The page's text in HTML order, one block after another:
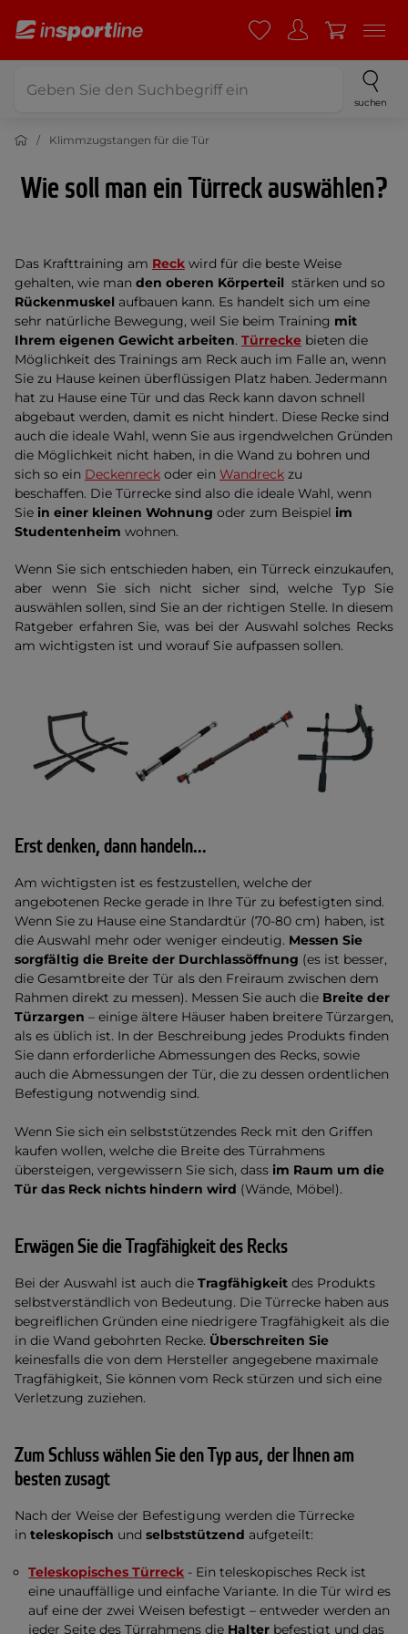
suchen
Klimmzugstangen für die Tür
Wie soll man ein Türreck auswählen?
Das Krafttraining am Reck wird für die beste Weise
gehalten, wie man den oberen Körperteil stärken und so
Rückenmuskel aufbauen kann. Es handelt sich um eine
sehr natürliche Bewegung, weil Sie beim Training mit
Ihrem eigenen Gewicht arbeiten. Türrecke bieten die
Möglichkeit des Trainings am Reck auch im Falle an, wenn
Sie zu Hause keinen überflüssigen Platz haben. Jedermann
hat zu Hause eine Tür und das Reck kann davon schnell
abgebaut werden, damit es nicht hindert. Diese Recke sind
auch die ideale Wahl, wenn Sie aus irgendwelchen Gründen
die Möglichkeit nicht haben, in die Wand zu bohren und
sich so ein Deckenreck oder ein Wandreck zu
beschaffen. Die Türrecke sind also die ideale Wahl, wenn
Sie in einer kleinen Wohnung oder zum Beispiel im
Studentenheim wohnen.
Wenn Sie sich entschieden haben, ein Türreck einzukaufen,
aber wenn Sie sich nicht sicher sind, welche Typ Sie
auswählen sollen, sind Sie an der richtigen Stelle. In diesem
Ratgeber erfahren Sie, was bei der Auswahl solches Recks
am wichtigsten ist und worauf Sie aufpassen sollen.
Erst denken, dann handeln...
Am wichtigsten ist es festzustellen, welche der
angebotenen Recke gerade in Ihre Tür zu befestigten sind.
Wenn Sie zu Hause eine Standardtür (70-80 cm) haben, ist
die Auswahl mehr oder weniger eindeutig. Messen Sie
sorgfältig die Breite der Durchlassöffnung (es ist besser,
die Gesamtbreite der Tür als den Freiraum zwischen dem
Rahmen direkt zu messen). Messen Sie auch die Breite der
Türzargen – einige ältere Häuser haben breitere Türzargen,
als es üblich ist. In der Beschreibung jedes Produkts finden
Sie dann erforderliche Abmessungen des Recks, sowie
auch die Abmessungen der Tür, die zu dessen ordentlichen
Befestigung notwendig sind.
Wenn Sie sich ein selbststützendes Reck mit den Griffen
kaufen wollen, welche die Breite des Türrahmens
übersteigen, vergewissern Sie sich, dass im Raum um die
Tür das Reck nichts hindern wird (Wände, Möbel).
Erwägen Sie die Tragfähigkeit des Recks
Bei der Auswahl ist auch die Tragfähigkeit des Produkts
selbstverständlich von Bedeutung. Die Türrecke haben aus
begreiflichen Gründen eine niedrigere Tragfähigkeit als die
in die Wand gebohrten Recke. Überschreiten Sie
keinesfalls die von dem Hersteller angegebene maximale
Tragfähigkeit, Sie können vom Reck stürzen und sich eine
Verletzung zuziehen.
Zum Schluss wählen Sie den Typ aus, der Ihnen am
besten zusagt
Nach der Weise der Befestigung werden die Türrecke
in teleskopisch und selbststützend aufgeteilt:
Teleskopisches Türreck - Ein teleskopisches Reck ist
eine unauffällige und einfache Variante. In die Tür wird es
auf eine der zwei Weisen befestigt – entweder werden an
jeder Seite des Türrahmens die Halter befestigt und das